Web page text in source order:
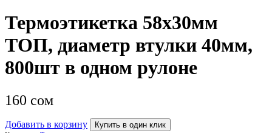
Термоэтикетка 58х30мм
ТОП, диаметр втулки 40мм,
800шт в одном рулоне
160 сом
Добавить в корзину Купить в один клик